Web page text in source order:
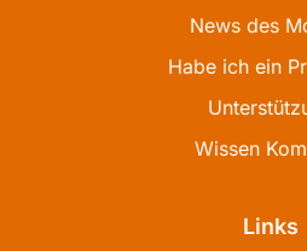
News des
Habe ich ein
Wissen
Links